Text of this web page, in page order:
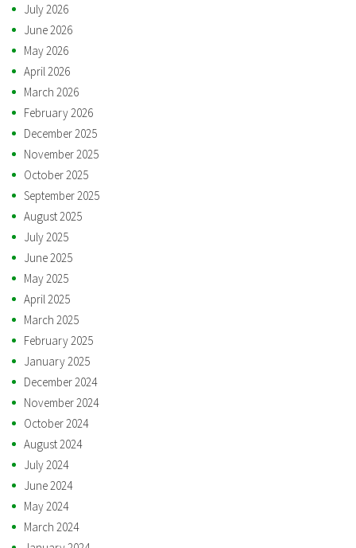
July 2026
June 2026
May 2026
April 2026
March 2026
February 2026
December 2025
November 2025
October 2025
September 2025
August 2025
July 2025
June 2025
May 2025
April 2025
March 2025
February 2025
January 2025
December 2024
November 2024
October 2024
August 2024
July 2024
June 2024
May 2024
March 2024